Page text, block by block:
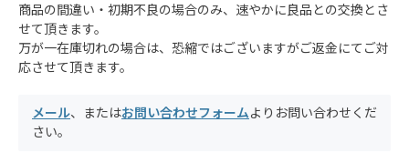
商品の間違い・初期不良の場合のみ、速やかに良品との交換とさ
せて頂きます。
万が一在庫切れの場合は、恐縮ではございますがご返金にてご対
応させて頂きます。
メール、またはお問い合わせフォームよりお問い合わせくだ
さい。